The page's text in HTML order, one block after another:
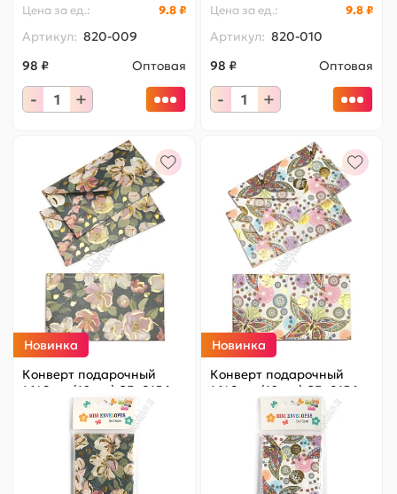
Цена за ед.: 9.8 ₽
Артикул: 820-009
98 ₽
Оптовая
- +
Цена за ед.: 9.8 ₽
Артикул: 820-010
98 ₽
Оптовая
- +
Новинка
Конверт подарочный
16*9 см (10 шт) SF- 8156,
ед.:
Артикул: 820-011
Оптовая
Новинка
Конверт подарочный
16*9 см (10 шт) SF- 8156,
ед.:
Артикул: 820-020
Оптовая